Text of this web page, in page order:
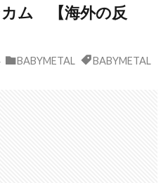
カム 【海外の反
BABYMETAL
BABYMETAL